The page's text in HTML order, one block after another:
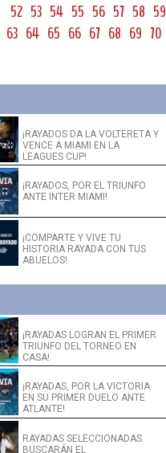
52 53 54 55 56 57 58 59
63 64 65 66 67 68 69 70
¡RAYADOS DA LA VOLTERETA Y
VENCE A MIAMI EN LA
LEAGUES CUP!
¡RAYADOS, POR EL TRIUNFO
ANTE INTER MIAMI!
¡COMPARTE Y VIVE TU
HISTORIA RAYADA CON TUS
ABUELOS!
¡RAYADAS LOGRAN EL PRIMER
TRIUNFO DEL TORNEO EN
CASA!
¡RAYADAS, POR LA VICTORIA
EN SU PRIMER DUELO ANTE
ATLANTE!
RAYADAS SELECCIONADAS
BUSCARÁN EL